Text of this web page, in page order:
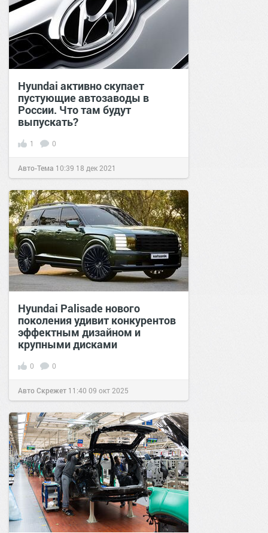
Hyundai активно скупает
пустующие автозаводы в
России. Что там будут
выпускать?
1 0
Авто-Тема 10:39 18 дек 2021
Hyundai Palisade нового
поколения удивит конкурентов
эффектным дизайном и
крупными дисками
0 0
Авто Скрежет 11:40 09 окт 2025